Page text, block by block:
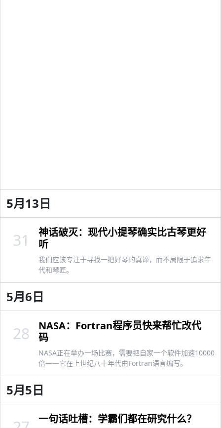
5月13日
神话破灭：现代小提琴确实比古琴更好
听
我们应该专注于寻找一把好琴的真谛，而不局限于追求年
代和琴匠。
31
5月6日
NASA：Fortran程序员快来帮忙改代
码
NASA正在举办一场比赛，需要把自家一个软件加速10000
倍——它在上世纪八十年代由Fortran语言编写。
28
5月5日
一句话吐槽：学霸们都在研究什么？